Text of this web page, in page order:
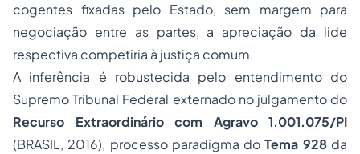
cogentes fixadas pelo Estado, sem margem para
negociação entre as partes, a apreciação da lide
respectiva competiria à justiça comum.
A inferência é robustecida pelo entendimento do
Supremo Tribunal Federal externado no julgamento do
Recurso Extraordinário com Agravo 1.001.075/PI
(BRASIL, 2016), processo paradigma doTema 928 da